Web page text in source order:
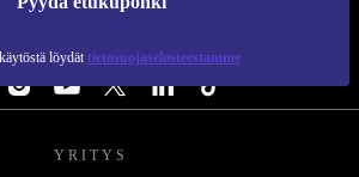
löydät tietosuojaselosteestamme
YRITYS